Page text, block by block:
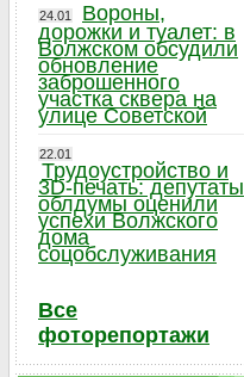
24.01
Вороны,
дорожки и туалет: в
Волжском обсудили
обновление
заброшенного
участка сквера на
улице Советской
22.01
Трудоустройство и
3D-печать: депутаты
облдумы оценили
успехи Волжского
дома
соцобслуживания
Все
фоторепортажи